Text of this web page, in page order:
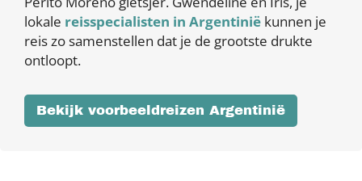
lokale reisspecialisten in Argentinië kunnen je
reis zo samenstellen dat je de grootste drukte
ontloopt.
Bekijk voorbeeldreizen Argentinië